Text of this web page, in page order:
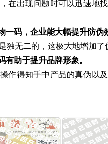
在出现问题时可以迅速地
码，企业能大幅提升防伪
独无二的，这极大地增加
有助于提升品牌形象。
作得知手中产品的真伪以